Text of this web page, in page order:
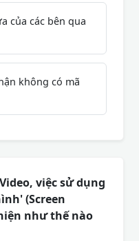
của các bên qua
không có mã
việc sử dụng
(Screen
như thế nào